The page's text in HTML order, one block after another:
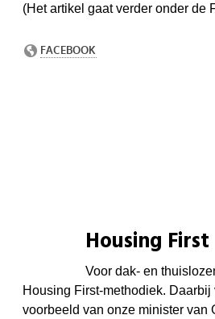
(Het artikel gaat verder onder de
Housing First
Voor dak- en
Housing First-methodiek. Daarbij
voorbeeld van onze minister van